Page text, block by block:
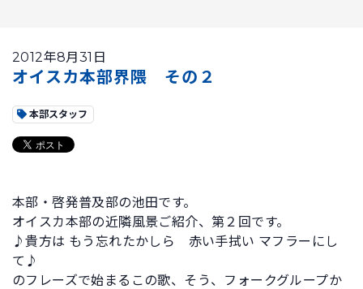
2012年8月31日
オイスカ本部界隈 その２
本部スタッフ
本部・啓発普及部の池田です。
オイスカ本部の近隣風景ご紹介、第２回です。
♪貴方は もう忘れたかしら 赤い手拭い マフラーにし
て♪
のフレーズで始まるこの歌、そう、フォークグループか